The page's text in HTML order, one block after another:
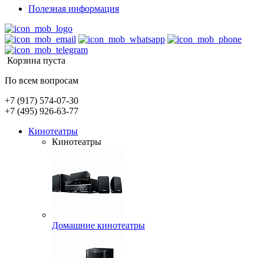
Полезная информация
Корзина пуста
По всем вопросам
+7 (917) 574-07-30
+7 (495) 926-63-77
Кинотеатры
Кинотеатры
Домашние кинотеатры